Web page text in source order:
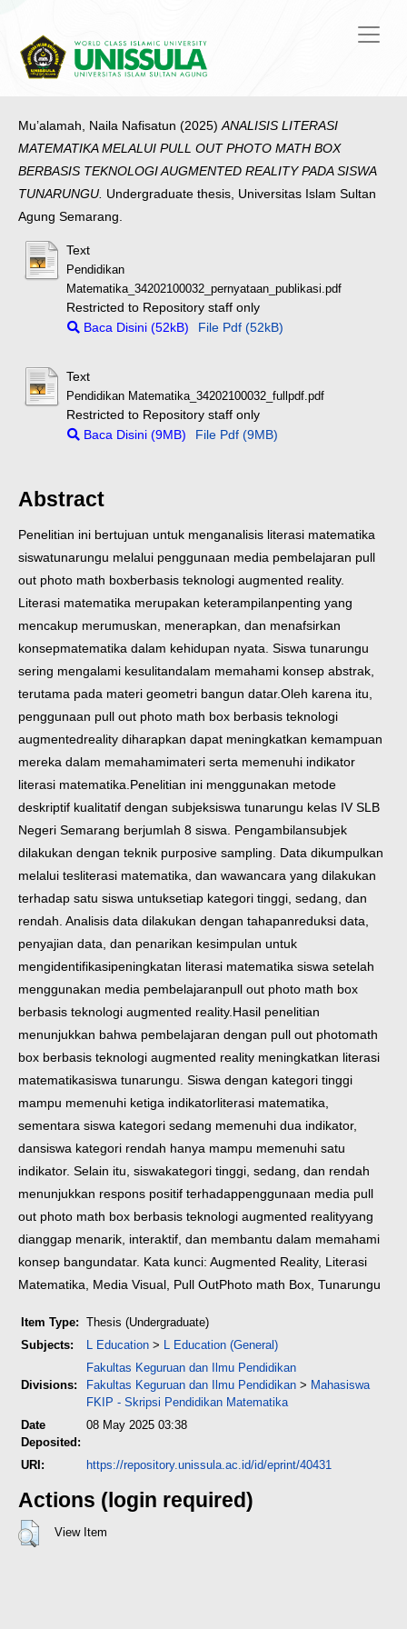
Mu’alamah, Naila Nafisatun (2025)ANALISIS LITERASI
MATEMATIKA MELALUI PULL OUT PHOTO MATH BOX
BERBASIS TEKNOLOGI AUGMENTED REALITY PADA SISWA
TUNARUNGU. Undergraduate thesis, Universitas Islam Sultan
Agung Semarang.
Text
Pendidikan
Matematika_34202100032_pernyataan_publikasi.pdf
Restricted to Repository staff only
Baca Disini (52kB)
File Pdf (52kB)
Text
Pendidikan Matematika_34202100032_fullpdf.pdf
Restricted to Repository staff only
Baca Disini (9MB)
File Pdf (9MB)
Abstract
Penelitian ini bertujuan untuk menganalisis literasi matematika
siswatunarungu melalui penggunaan media pembelajaran pull
out photo math boxberbasis teknologi augmented reality.
Literasi matematika merupakan keterampilanpenting yang
mencakup merumuskan, menerapkan, dan menafsirkan
konsepmatematika dalam kehidupan nyata. Siswa tunarungu
sering mengalami kesulitandalam memahami konsep abstrak,
terutama pada materi geometri bangun datar.Oleh karena itu,
penggunaan pull out photo math box berbasis teknologi
augmentedreality diharapkan dapat meningkatkan kemampuan
mereka dalam memahamimateri serta memenuhi indikator
literasi matematika.Penelitian ini menggunakan metode
deskriptif kualitatif dengan subjeksiswa tunarungu kelas IV SLB
Negeri Semarang berjumlah 8 siswa. Pengambilansubjek
dilakukan dengan teknik purposive sampling. Data dikumpulkan
melalui tesliterasi matematika, dan wawancara yang dilakukan
terhadap satu siswa untuksetiap kategori tinggi, sedang, dan
rendah. Analisis data dilakukan dengan tahapanreduksi data,
penyajian data, dan penarikan kesimpulan untuk
mengidentifikasipeningkatan literasi matematika siswa setelah
menggunakan media pembelajaranpull out photo math box
berbasis teknologi augmented reality.Hasil penelitian
menunjukkan bahwa pembelajaran dengan pull out photomath
box berbasis teknologi augmented reality meningkatkan literasi
matematikasiswa tunarungu. Siswa dengan kategori tinggi
mampu memenuhi ketiga indikatorliterasi matematika,
sementara siswa kategori sedang memenuhi dua indikator,
dansiswa kategori rendah hanya mampu memenuhi satu
indikator. Selain itu, siswakategori tinggi, sedang, dan rendah
menunjukkan respons positif terhadappenggunaan media pull
out photo math box berbasis teknologi augmented realityyang
dianggap menarik, interaktif, dan membantu dalam memahami
konsep bangundatar. Kata kunci: Augmented Reality, Literasi
Matematika, Media Visual, Pull OutPhoto math Box, Tunarungu
Item Type: Thesis (Undergraduate)
Subjects:
L Education > L Education (General)
Divisions:
Fakultas Keguruan dan Ilmu Pendidikan
Fakultas Keguruan dan Ilmu Pendidikan > Mahasiswa
FKIP - Skripsi Pendidikan Matematika
Date
Deposited:
08 May 2025 03:38
URI: https://repository.unissula.ac.id/id/eprint/40431
Actions (login required)
View Item